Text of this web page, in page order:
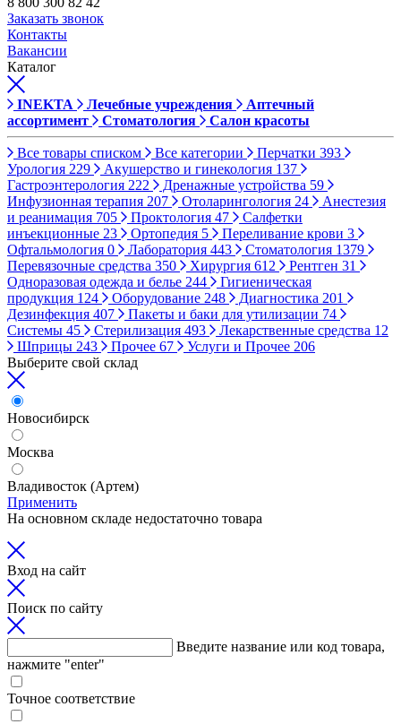
Заказать звонок
Контакты
Вакансии
Каталог
INEKTA Лечебные учреждения
Аптечный
ассортимент
Стоматология Салон красоты
Все товары списком Все категории Перчатки 393
Урология 229 Акушерство и гинекология 137
Гастроэнтерология 222 Дренажные устройства 59
Инфузионная терапия 207 Отоларингология 24
Анестезия
и реанимация 705 Проктология 47
Салфетки
инъекционные 23 Ортопедия 5 Переливание крови 3
Офтальмология 0 Лаборатория 443 Стоматология 1379
Перевязочные средства 350 Хирургия 612 Рентген 31
Одноразовая одежда и белье 244
Гигиеническая
продукция 124 Оборудование 248 Диагностика 201
Дезинфекция 407 Пакеты и баки для утилизации 74
Системы 45 Стерилизация 493 Лекарственные средства 12
Шприцы 243 Прочее 67 Услуги и Прочее 206
Выберите свой склад
Новосибирск
Москва
Владивосток (Артем)
Применить
На основном складе недостаточно товара
Вход на сайт
Поиск по сайту
Введите название или код товара,
нажмите "enter"
Точное соответствие